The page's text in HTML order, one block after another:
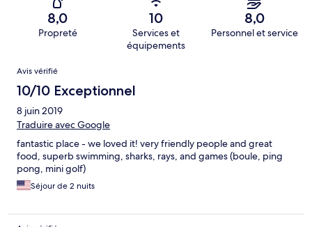
8,0
Propreté
10
Services et
équipements
8,0
Personnel et service
Avis
Avis vérifié
10/10 Exceptionnel
8 juin 2019
Traduire avec Google
fantastic place - we loved it! very friendly people and great
food, superb swimming, sharks, rays, and games (boule, ping
pong, mini golf)
Séjour de 2 nuits